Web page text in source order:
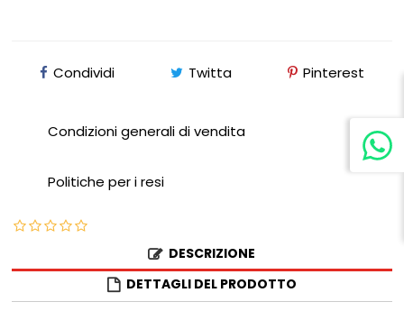
Condividi Twitta Pinterest
Condizioni generali di vendita
Politiche per i resi
DESCRIZIONE
DETTAGLI DEL PRODOTTO